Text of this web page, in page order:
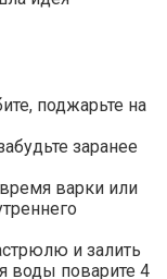
поджарьте на
заранее
варки или
и залить
воды поварите 4